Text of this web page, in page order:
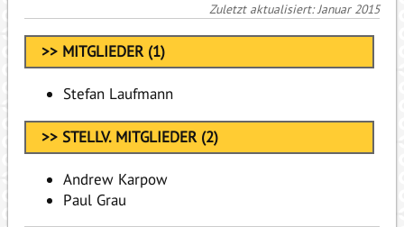
Zuletzt aktualisiert: Januar 2015
>> MITGLIEDER (1)
Stefan Laufmann
>> STELLV. MITGLIEDER (2)
Andrew Karpow
Paul Grau